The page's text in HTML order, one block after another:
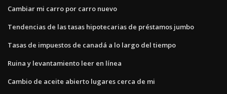
Cambiar mi carro por carro nuevo
Tendencias de las tasas hipotecarias de préstamos jumbo
Tasas de impuestos de canadá a lo largo del tiempo
Ruina y levantamiento leer en línea
Cambio de aceite abierto lugares cerca de mi